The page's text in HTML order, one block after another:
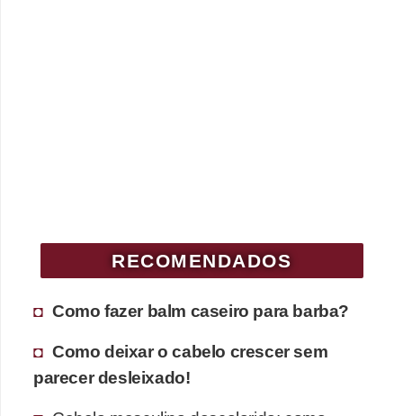
RECOMENDADOS
Como fazer balm caseiro para barba?
Como deixar o cabelo crescer sem
parecer desleixado!